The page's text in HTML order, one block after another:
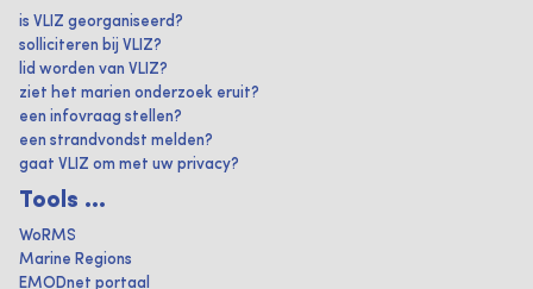
is VLIZ georganiseerd?
solliciteren bij VLIZ?
lid worden van VLIZ?
ziet het marien onderzoek eruit?
een infovraag stellen?
een strandvondst melden?
gaat VLIZ om met uw privacy?
Tools ...
WoRMS
Marine Regions
EMODnet portaal